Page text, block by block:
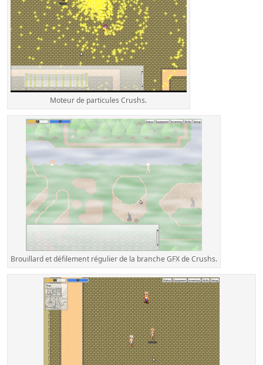
Moteur de particules Crushs.
Brouillard et défilement régulier de la branche GFX de Crushs.